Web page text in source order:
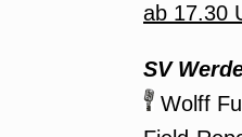
ab 17.30
SV
Wolff